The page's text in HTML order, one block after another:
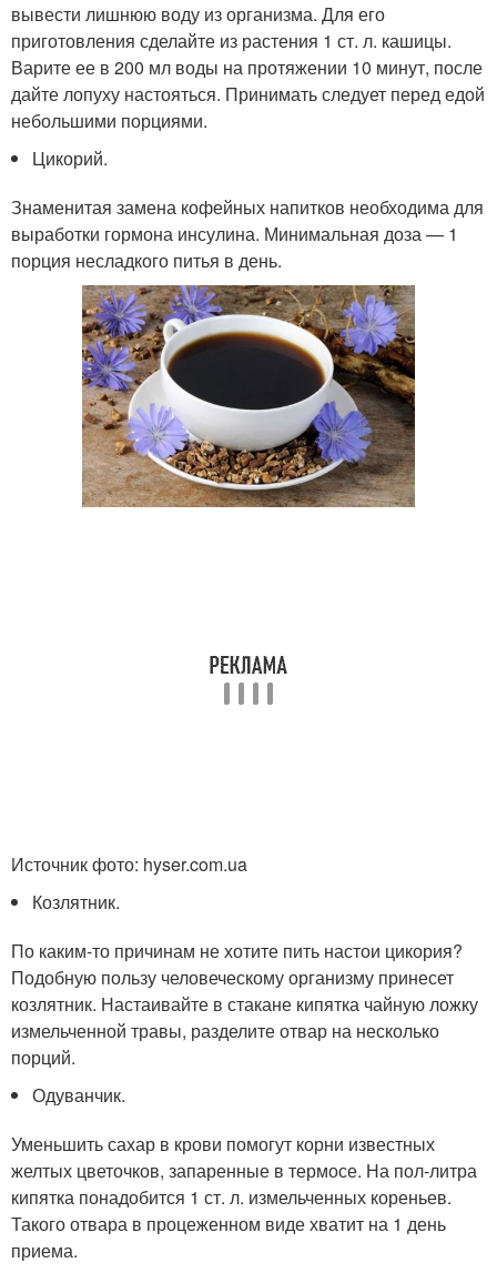
вывести лишнюю воду из организма. Для его
приготовления сделайте из растения 1 ст. л. кашицы.
Варите ее в 200 мл воды на протяжении 10 минут, после
дайте лопуху настояться. Принимать следует перед едой
небольшими порциями.
Цикорий.
Знаменитая замена кофейных напитков необходима для
выработки гормона инсулина. Минимальная доза — 1
порция несладкого питья в день.
Источник фото: hyser.com.ua
Козлятник.
По каким-то причинам не хотите пить настои цикория?
Подобную пользу человеческому организму принесет
козлятник. Настаивайте в стакане кипятка чайную ложку
измельченной травы, разделите отвар на несколько
порций.
Одуванчик.
Уменьшить сахар в крови помогут корни известных
желтых цветочков, запаренные в термосе. На пол-литра
кипятка понадобится 1 ст. л. измельченных кореньев.
Такого отвара в процеженном виде хватит на 1 день
приема.